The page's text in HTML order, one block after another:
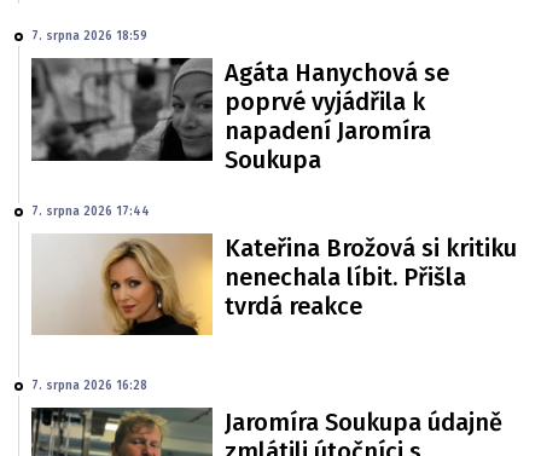
7. srpna 2026 18:59
Agáta Hanychová se
poprvé vyjádřila k
napadení Jaromíra
Soukupa
7. srpna 2026 17:44
Kateřina Brožová si kritiku
nenechala líbit. Přišla
tvrdá reakce
7. srpna 2026 16:28
Jaromíra Soukupa údajně